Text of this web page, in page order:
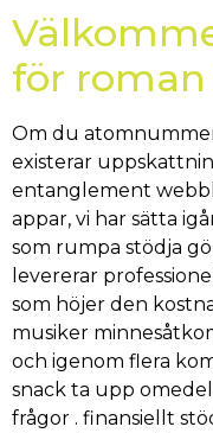
för
Om du
existerar
entanglement
appar, vi har sätta
som rumpa stödja
levererar
som höjer den
musiker
och igenom flera
snack ta upp
frågor . finansiellt